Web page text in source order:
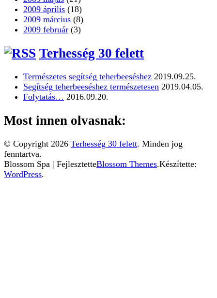
2009 április (18)
2009 március (8)
2009 február (3)
Terhesség 30 felett
Természetes segítség teherbeeséshez 2019.09.25.
Segítség teherbeeséshez természetesen 2019.04.05.
Folytatás… 2016.09.20.
Most innen olvasnak:
© Copyright 2026 Terhesség 30 felett. Minden jog
fenntartva.
Blossom Spa | FejlesztetteBlossom Themes.Készítette:
WordPress.